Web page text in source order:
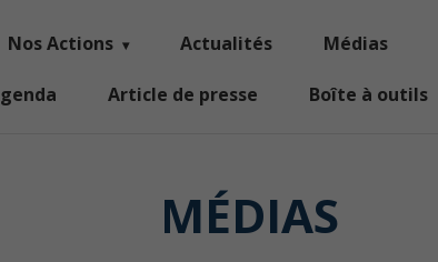
Nos Actions Actualités Médias
Article de presse Boîte à outils
MÉDIAS